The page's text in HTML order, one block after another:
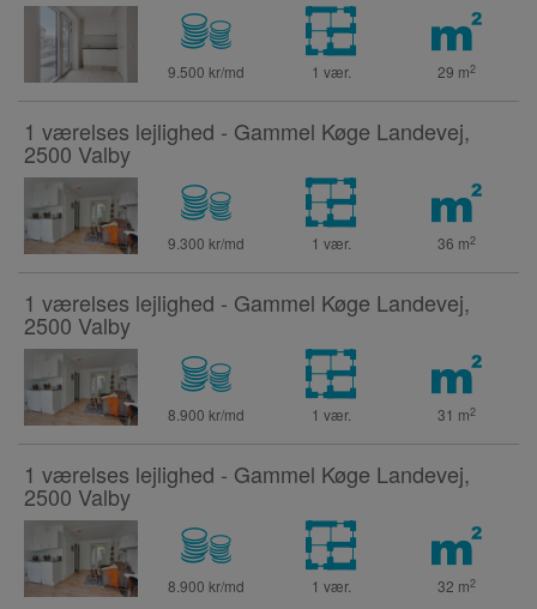
9.500 kr/md 1 vær. 29 m2
1 værelses lejlighed - Gammel Køge Landevej,
2500 Valby
9.300 kr/md 1 vær. 36 m2
1 værelses lejlighed - Gammel Køge Landevej,
2500 Valby
8.900 kr/md 1 vær. 31 m2
1 værelses lejlighed - Gammel Køge Landevej,
2500 Valby
8.900 kr/md 1 vær. 32 m2